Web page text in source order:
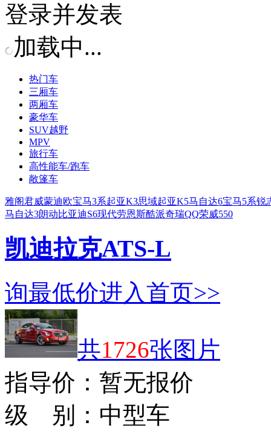
登录并发表
加载中...
热门车
三厢车
两厢车
豪华车
SUV越野
MPV
旅行车
高性能车/跑车
敞篷车
雅阁君威蒙迪欧宝马3系起亚K3思域起亚K5马自达6宝马5系锐
马自达3朗动比亚迪S6现代劳恩斯酷派奇瑞QQ荣威550
凯迪拉克ATS-L
询最低价进入首页>>
共1726张图片
指导价： 暂无报价
级 别： 中型车